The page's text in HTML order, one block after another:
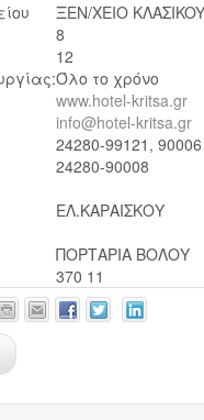
ΞEN/XEIO
8
12
Όλο το χρόνο
www.hotel-kritsa.gr
info@hotel-kritsa.gr
24280-99121, 90006
24280-90008
ΕΛ.ΚΑΡΑΙΣΚΟΥ
ΠΟΡΤΑΡΙΑ ΒΟΛΟΥ
370 11